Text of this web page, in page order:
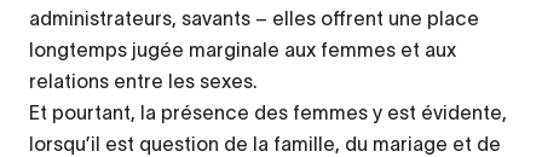
administrateurs, savants – elles offrent une place
longtemps jugée marginale aux femmes et aux
relations entre les sexes.
Et pourtant, la présence des femmes y est évidente,
lorsqu’il est question de la famille, du mariage et de